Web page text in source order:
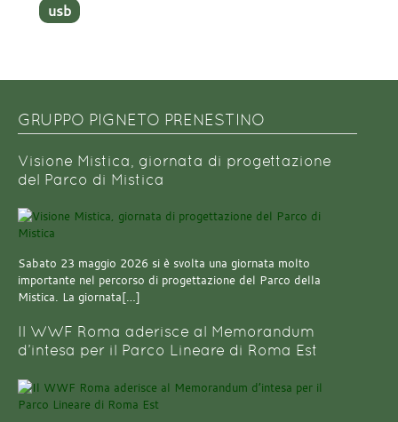
usb
GRUPPO PIGNETO PRENESTINO
Visione Mistica, giornata di progettazione
del Parco di Mistica
Sabato 23 maggio 2026 si è svolta una giornata molto
importante nel percorso di progettazione del Parco della
Mistica. La giornata[…]
Il WWF Roma aderisce al Memorandum
d’intesa per il Parco Lineare di Roma Est